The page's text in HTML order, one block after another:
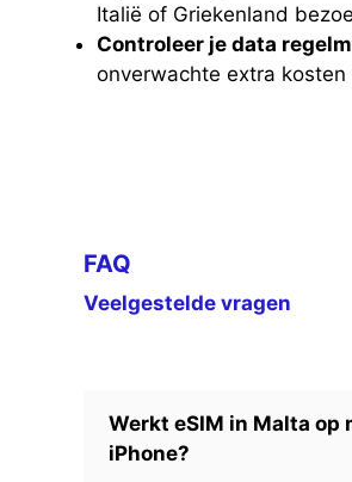
Italië of Griekenland
Controleer je data
onverwachte extra
FAQ
Veelgestelde vragen
Werkt eSIM in Malta op
iPhone?